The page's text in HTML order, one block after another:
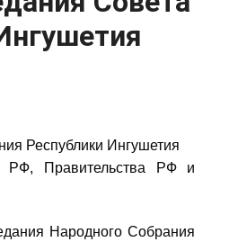
Республики Ингушетия
РФ, Правительства РФ и
Народного Собрания